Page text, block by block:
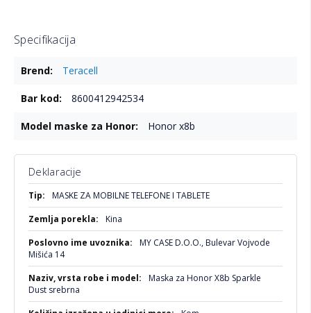
Specifikacija
informacija Teracell
8600412942534
Honor x8b
Deklaracije
Više
informacija
MASKE ZA MOBILNE TELEFONE I TABLETE
Kina
MY CASE D.O.O., Bulevar Vojvode
Mišića 14
Maska za Honor X8b Sparkle
Dust srebrna